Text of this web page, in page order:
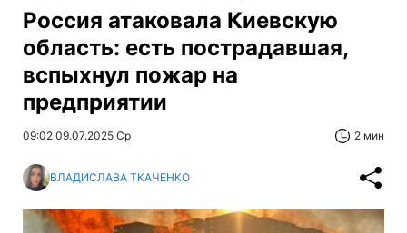
Россия атаковала Киевскую
область: есть пострадавшая,
вспыхнул пожар на
предприятии
09:02 09.07.2025 Ср 2 мин
ВЛАДИСЛАВА ТКАЧЕНКО